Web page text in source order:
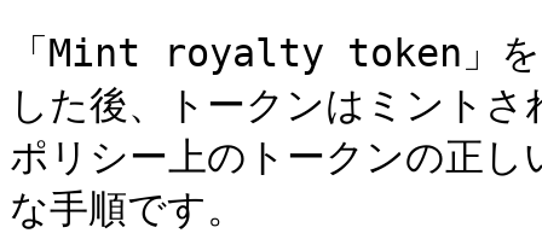
「Mint royalty token」を
した後、トークンはミント
ポリシー上のトークンの正
な手順です。